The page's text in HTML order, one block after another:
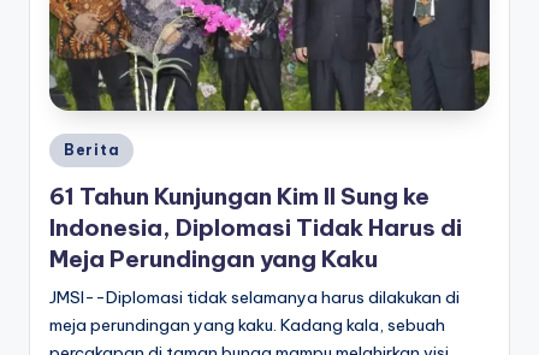
Berita
61 Tahun Kunjungan Kim Il Sung ke
Indonesia, Diplomasi Tidak Harus di
Meja Perundingan yang Kaku
JMSI--Diplomasi tidak selamanya harus dilakukan di
meja perundingan yang kaku. Kadang kala, sebuah